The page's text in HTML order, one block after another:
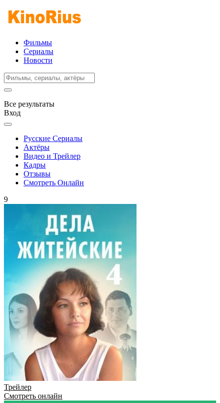
Фильмы
Сериалы
Новости
Все результаты
Вход
Русские Сериалы
Актёры
Видео и Трейлер
Кадры
Отзывы
Смотреть Онлайн
9
Трейлер
Смотреть онлайн